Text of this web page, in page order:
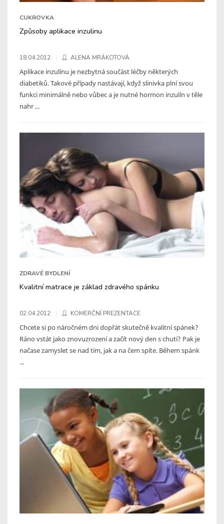
CUKROVKA
Způsoby aplikace inzulinu
18.04.2012 ALENA MRÁKOTOVÁ
Aplikace inzulínu je nezbytná součást léčby některých
diabetiků. Takové případy nastávají, když slinivka plní svou
funkci minimálně nebo vůbec a je nutné hormon inzulín v těle
nahr ...
ZDRAVÉ BYDLENÍ
Kvalitní matrace je základ zdravého spánku
02.04.2012 KOMERČNÍ PREZENTACE
Chcete si po náročném dni dopřát skutečně kvalitní spánek?
Ráno vstát jako znovuzrození a začít nový den s chutí? Pak je
načase zamyslet se nad tím, jak a na čem spíte. Během spánk
...